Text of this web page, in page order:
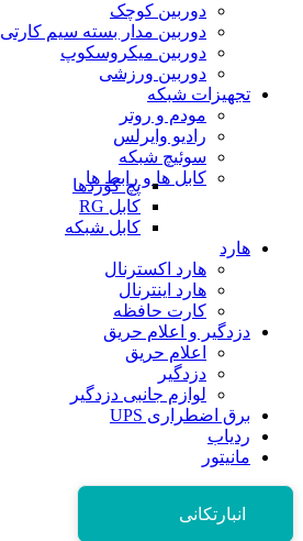
دوربین کوچک
دوربین مدار بسته سیم کارتی
دوربین میکروسکوپ
دوربین ورزشی
تجهیزات شبکه
مودم و روتر
رادیو وایرلس
سوئیچ شبکه
کابل ها و رابط ها
پچ کوردها
کابل RG
کابل شبکه
هارد
هارد اکسترنال
هارد اینترنال
کارت حافظه
دزدگیر و اعلام حریق
اعلام حریق
دزدگیر
لوازم جانبی دزدگیر
برق اضطراری UPS
ردیاب
مانیتور
انبارتکانی